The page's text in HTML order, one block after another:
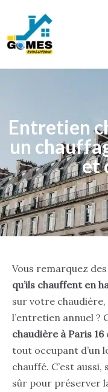
contenu
Entretien
un
et
Vous remarquez des
qu’ils chauffent en
sur votre
l’entretien annuel ?
chaudière à Paris 16
tout occupant d’un
chauffé. C’est
sûr pour préserver